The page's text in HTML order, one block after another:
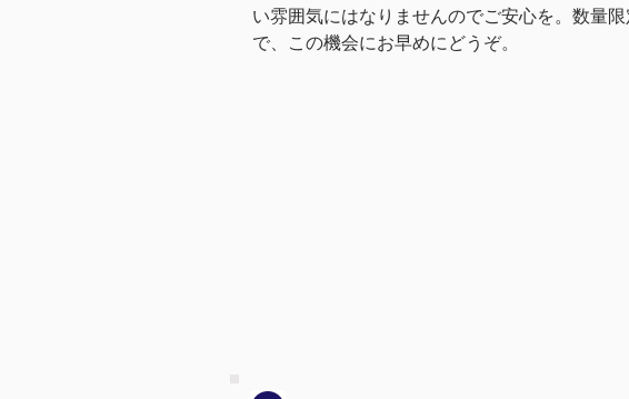
い雰囲気にはなりませんのでご安心を。数量
で、この機会にお早めにどうぞ。